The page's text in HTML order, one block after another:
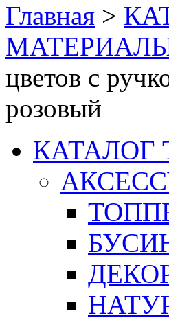
Главная >
цветов с
розовый
КАТАЛОГ